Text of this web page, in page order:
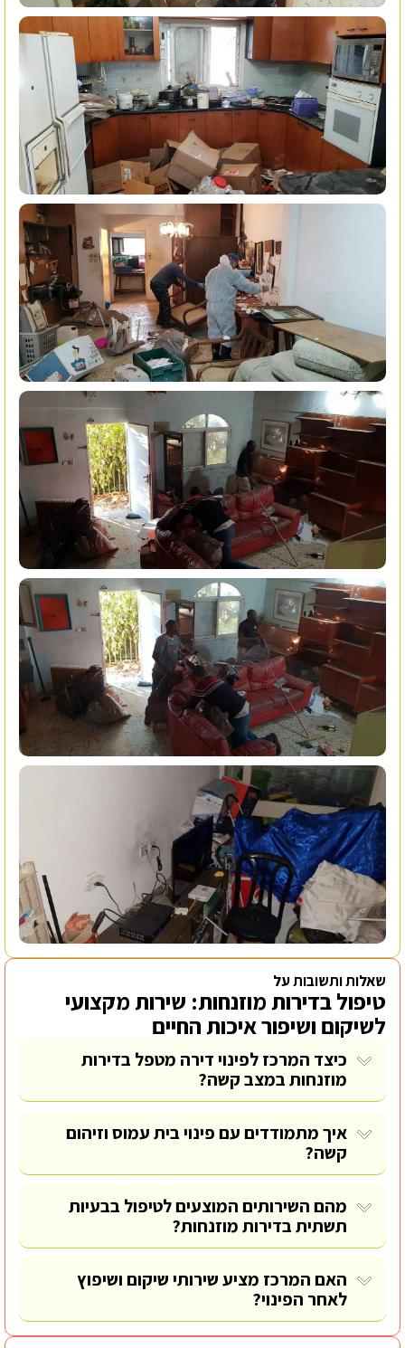
שאלות ותשובות על
טיפול בדירות מוזנחות: שירות מקצועי
לשיקום ושיפור איכות החיים
כיצד המרכז לפינוי דירה מטפל בדירות
מוזנחות במצב קשה?
איך מתמודדים עם פינוי בית עמוס וזיהום
קשה?
מהם השירותים המוצעים לטיפול בבעיות
תשתית בדירות מוזנחות?
האם המרכז מציע שירותי שיקום ושיפוץ
לאחר הפינוי?